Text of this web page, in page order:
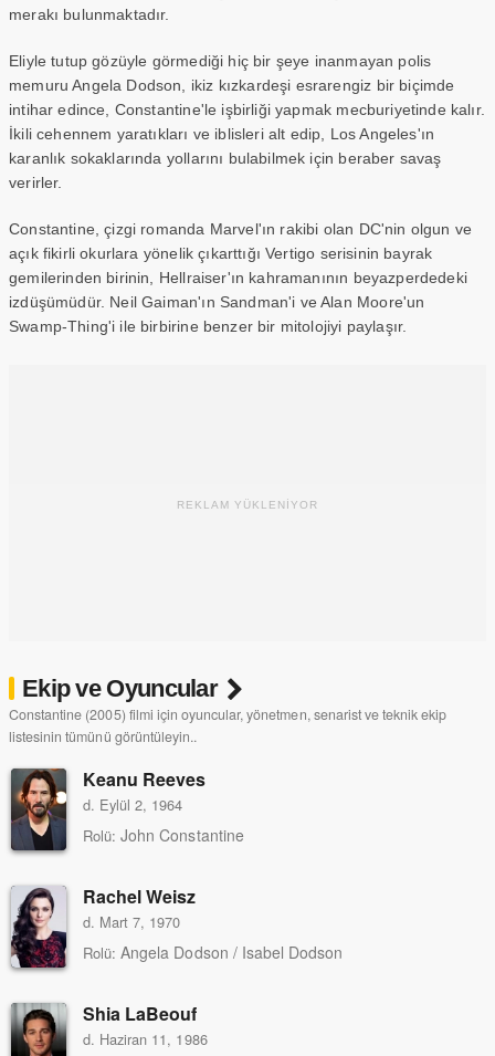
merakı bulunmaktadır.
Eliyle tutup gözüyle görmediği hiç bir şeye inanmayan polis
memuru Angela Dodson, ikiz kızkardeşi esrarengiz bir biçimde
intihar edince, Constantine'le işbirliği yapmak mecburiyetinde kalır.
İkili cehennem yaratıkları ve iblisleri alt edip, Los Angeles'ın
karanlık sokaklarında yollarını bulabilmek için beraber savaş
verirler.
Constantine, çizgi romanda Marvel'ın rakibi olan DC'nin olgun ve
açık fikirli okurlara yönelik çıkarttığı Vertigo serisinin bayrak
gemilerinden birinin, Hellraiser'ın kahramanının beyazperdedeki
izdüşümüdür. Neil Gaiman'ın Sandman'i ve Alan Moore'un
Swamp-Thing'i ile birbirine benzer bir mitolojiyi paylaşır.
REKLAM YÜKLENİYOR
Ekip ve Oyuncular
Constantine (2005) filmi için oyuncular, yönetmen, senarist ve teknik ekip
listesinin tümünü görüntüleyin..
Keanu Reeves
d. Eylül 2, 1964
Rolü: John Constantine
Rachel Weisz
d. Mart 7, 1970
Rolü: Angela Dodson / Isabel Dodson
Shia LaBeouf
d. Haziran 11, 1986